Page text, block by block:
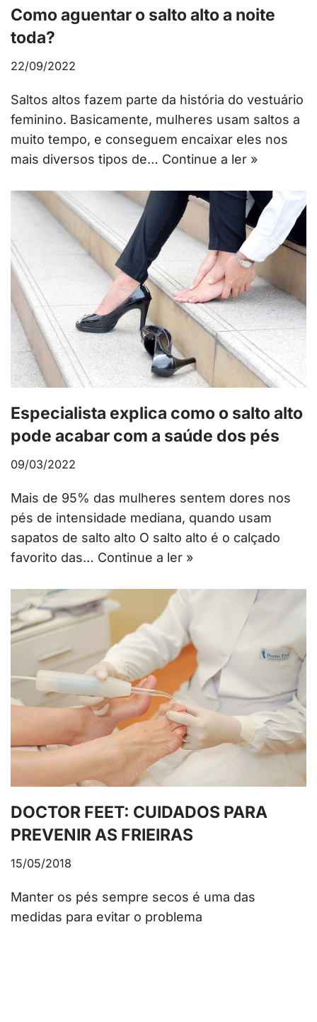
Como aguentar o salto alto a noite
toda?
22/09/2022
Saltos altos fazem parte da história do vestuário
feminino. Basicamente, mulheres usam saltos a
muito tempo, e conseguem encaixar eles nos
mais diversos tipos de… Continue a ler »
Especialista explica como o salto alto
pode acabar com a saúde dos pés
09/03/2022
Mais de 95% das mulheres sentem dores nos
pés de intensidade mediana, quando usam
sapatos de salto alto O salto alto é o calçado
favorito das… Continue a ler »
DOCTOR FEET: CUIDADOS PARA
PREVENIR AS FRIEIRAS
15/05/2018
Manter os pés sempre secos é uma das
medidas para evitar o problema